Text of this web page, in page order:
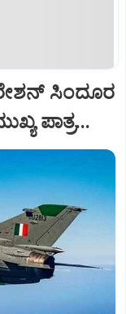
ಸಿಂದೂರ
ಪಾತ್ರ...